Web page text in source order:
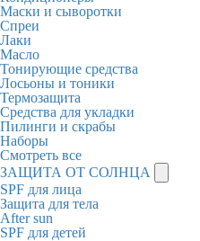
Маски и сыворотки
Спреи
Лаки
Масло
Тонирующие средства
Лосьоны и тоники
Термозащита
Средства для укладки
Пилинги и скрабы
Наборы
Смотреть все
ЗАЩИТА ОТ СОЛНЦА
SPF для лица
Защита для тела
After sun
SPF для детей